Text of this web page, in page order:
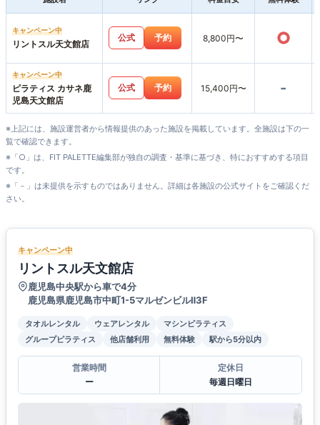
キャンペーン中
リントスル天文館店
公式 予約 8,800円〜 ○
キャンペーン中
ピラティス カサネ鹿
児島天文館店
公式 予約 15,400円〜 -
※上記には、施設運営者から情報提供のあった施設を掲載しています。全施設は下の一
覧で確認できます。
※「○」は、FIT PALETTE編集部が独自の調査・基準に基づき、特におすすめする項目
です。
※「－」は未提供を示すものではありません。詳細は各施設の公式サイトをご確認くだ
さい。
キャンペーン中
リントスル天文館店
鹿児島中央駅から車で4分
鹿児島県鹿児島市中町1-5マルゼンビルⅡ3F
タオルレンタル ウェアレンタル
マシンピラティス
グループピラティス
他店舗利用 無料体験 駅から5分以内
営業時間
ー
定休日
毎週日曜日